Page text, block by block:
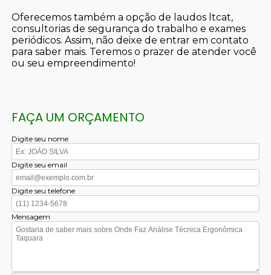
Oferecemos também a opção de laudos ltcat,
consultorias de segurança do trabalho e exames
periódicos. Assim, não deixe de entrar em contato
para saber mais. Teremos o prazer de atender você
ou seu empreendimento!
FAÇA UM ORÇAMENTO
Digite seu nome
Digite seu email
Digite seu telefone
Mensagem